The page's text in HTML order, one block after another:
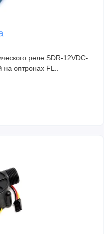
реле SDR-12VDC-
оптронах FL..